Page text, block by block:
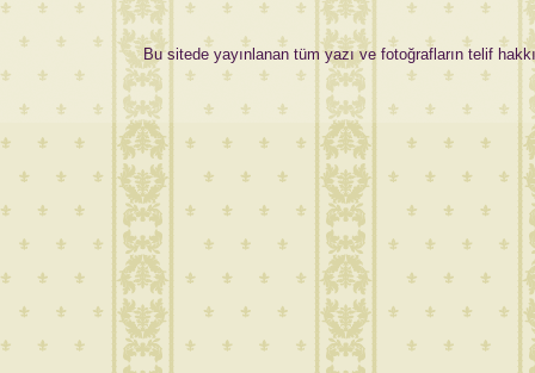
Bu sitede yayınlanan tüm yazı ve fotoğrafların telif